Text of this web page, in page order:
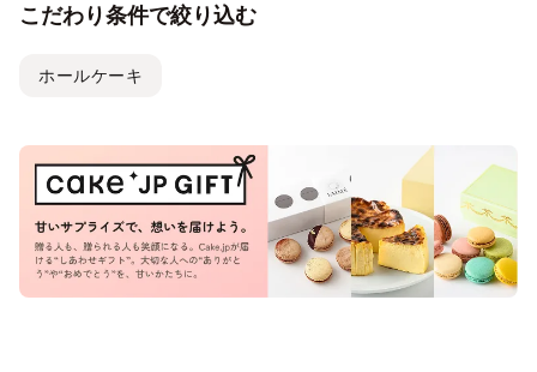
こだわり条件で絞り込む
ホールケーキ